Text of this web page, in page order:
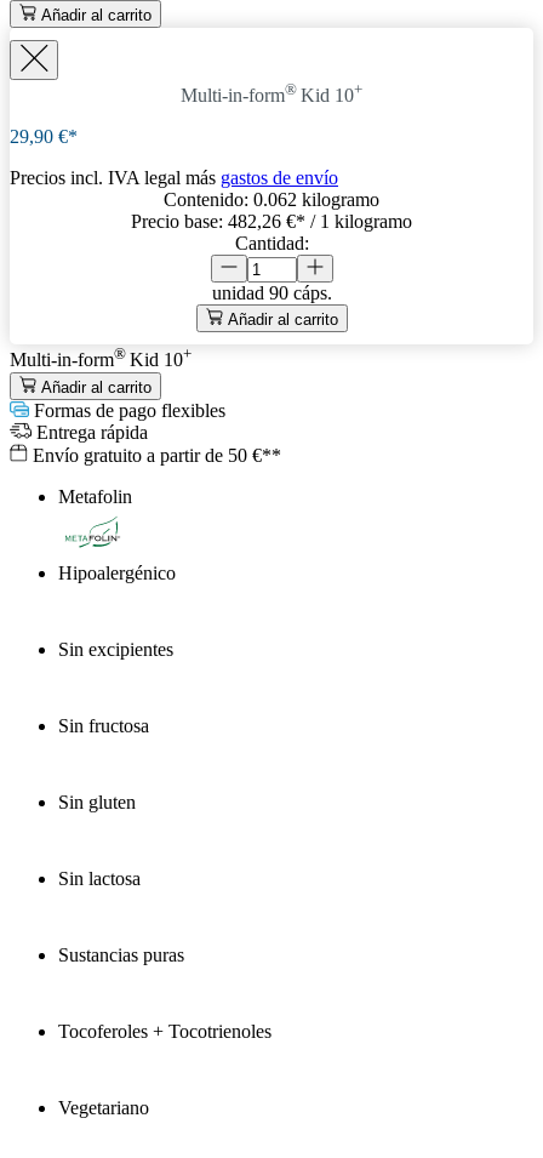
Añadir al carrito
Multi-in-form® Kid 10+
29,90 €*
Precios incl. IVA legal más gastos de envío
Contenido: 0.062 kilogramo
Precio base: 482,26 €* / 1 kilogramo
Cantidad:
unidad 90 cáps.
Añadir al carrito
Multi-in-form® Kid 10+
Añadir al carrito
Formas de pago flexibles
Entrega rápida
Envío gratuito a partir de 50 €**
Metafolin
®
Hipoalergénico
Sin excipientes
Sin fructosa
Sin gluten
Sin lactosa
Sustancias puras
Tocoferoles + Tocotrienoles
Vegetariano